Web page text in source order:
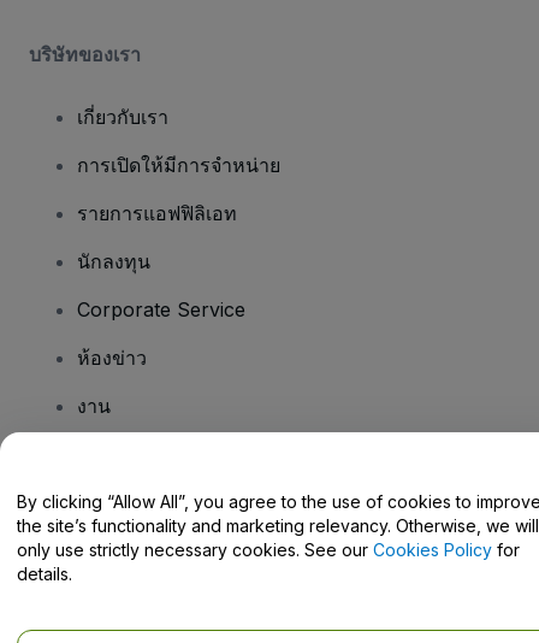
บริษัทของเรา
เกี่ยวกับเรา
การเปิดให้มีการจำหน่าย
รายการแอฟฟิลิเอท
นักลงทุน
Corporate Service
ห้องข่าว
งาน
Help Centre / Contact Us
By clicking “Allow All”, you agree to the use of cookies to
the site’s functionality and marketing relevancy. Otherwise, we will
only use strictly necessary cookies. See our Cookies Policy for
details.